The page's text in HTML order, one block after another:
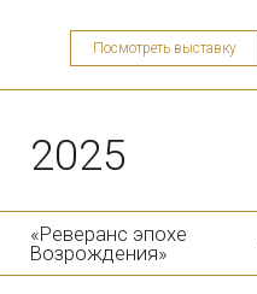
Посмотреть выставку
Арт-проект
2024